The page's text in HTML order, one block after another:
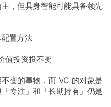
，但具身智能可能具备领先
置方法
值投资投不变
变的事物，而 VC 的对象是
专注」和「长期持有」仍是